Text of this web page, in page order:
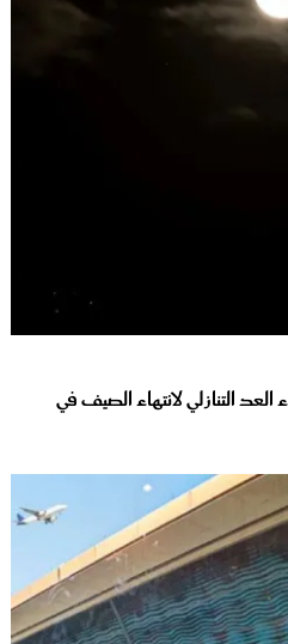
التنازلي لانتهاء الصيف في